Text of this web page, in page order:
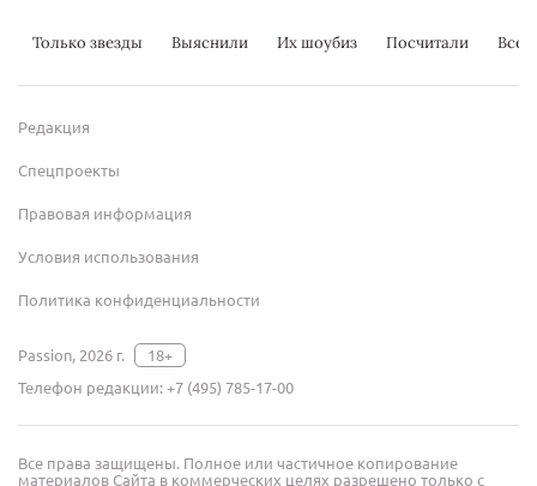
Только звезды Выяснили Их шоубиз Посчитали
Редакция
Спецпроекты
Правовая информация
Условия использования
Политика конфиденциальности
Passion, 2026 г.
18+
Телефон редакции:+7 (495) 785-17-00
Все права защищены. Полное или частичное копирование
материалов Сайта в коммерческих целях разрешено только с